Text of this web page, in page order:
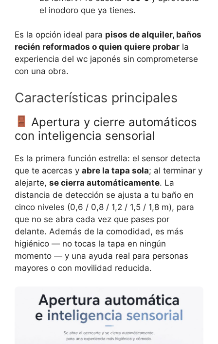
el inodoro que ya tienes.
Es la opción ideal para pisos de alquiler, baños
recién reformados o quien quiere probar la
experiencia del wc japonés sin comprometerse
con una obra.
Características principales
Apertura y cierre automáticos
con inteligencia sensorial
Es la primera función estrella: el sensor detecta
que te acercas y abre la tapa sola; al terminar y
alejarte, se cierra automáticamente. La
distancia de detección se ajusta a tu baño en
cinco niveles (0,6 / 0,8 / 1,2 / 1,5 / 1,8 m), para
que no se abra cada vez que pases por
delante. Además de la comodidad, es más
higiénico — no tocas la tapa en ningún
momento — y una ayuda real para personas
mayores o con movilidad reducida.